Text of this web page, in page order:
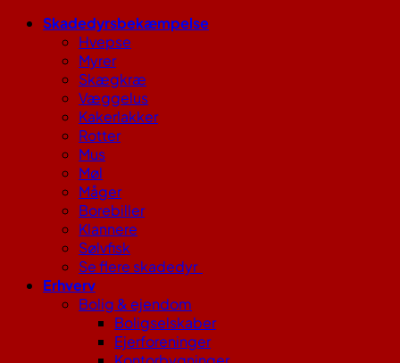
Skadedyrsbekæmpelse
Hvepse
Myrer
Skægkræ
Væggelus
Kakerlakker
Rotter
Mus
Møl
Måger
Borebiller
Klannere
Sølvfisk
Se flere skadedyr
Erhverv
Bolig & ejendom
Boligselskaber
Ejerforeninger